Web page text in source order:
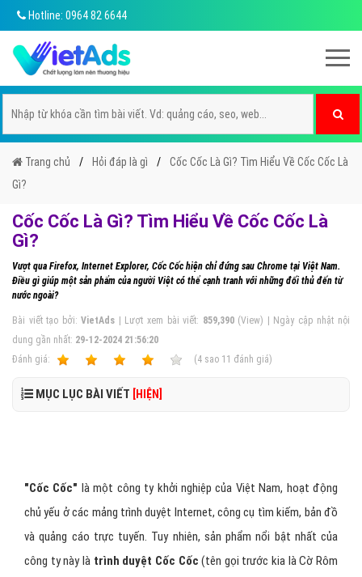
Hotline: 0964 82 6644
Trang chủ Hỏi đáp là gì
Cốc Cốc Là Gì? Tìm Hiểu Về Cốc Cốc Là
Gì?
Cốc Cốc Là Gì? Tìm Hiểu Về Cốc Cốc Là
Gì?
Vượt qua Firefox, Internet Explorer, Cốc Cốc hiện chỉ đứng sau Chrome tại Việt Nam.
Điều gì giúp một sản phẩm của người Việt có thể cạnh tranh với những đối thủ đến từ
nước ngoài?
Bài viết tạo bởi:VietAds | Lượt xem bài viết: 859,390(View) | Ngày cập nhật nội
dung gần nhất: 29-12-2024 21:56:20
Ðánh giá:
(4 sao 11 đánh giá)
MỤC LỤC BÀI VIẾT [HIỆN]
"Cốc Cốc" là một công ty khởi nghiệp của Việt Nam, hoạt động
chủ yếu ở các mảng trình duyệt Internet, công cụ tìm kiếm, bản đồ
và quảng cáo trực tuyến. Tuy nhiên, sản phẩm nổi bật nhất của
công ty này làtrình duyệt Cốc Cốc (tên gọi trước kia là Cờ Rôm